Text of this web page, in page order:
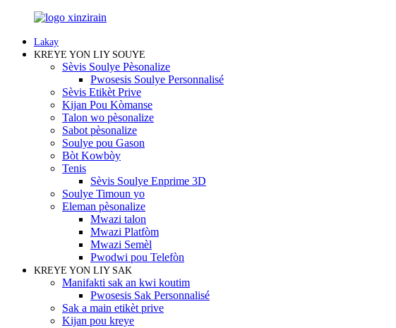
Lakay
KREYE YON LIY SOUYE
Sèvis Soulye Pèsonalize
Pwosesis Soulye Personnalisé
Sèvis Etikèt Prive
Kijan Pou Kòmanse
Talon wo pèsonalize
Sabot pèsonalize
Soulye pou Gason
Bòt Kowbòy
Tenis
Sèvis Soulye Enprime 3D
Soulye Timoun yo
Eleman pèsonalize
Mwazi talon
Mwazi Platfòm
Mwazi Semèl
Pwodwi pou Telefòn
KREYE YON LIY SAK
Manifakti sak an kwi koutim
Pwosesis Sak Personnalisé
Sak a main etikèt prive
Kijan pou kreye